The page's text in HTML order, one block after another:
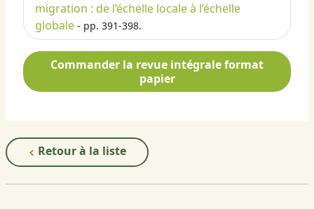
migration : de l’échelle locale à l’échelle
globale - pp. 391-398.
Commander la revue intégrale format
papier
Retour à la liste